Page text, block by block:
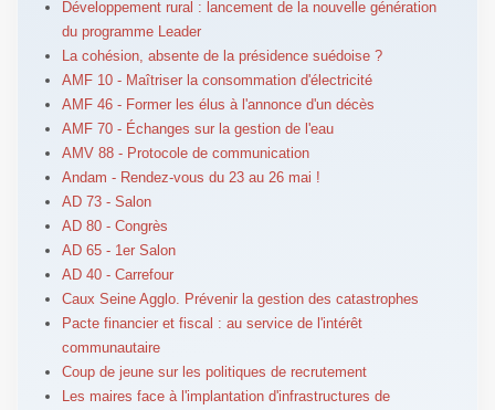
Développement rural : lancement de la nouvelle génération
du programme Leader
La cohésion, absente de la présidence suédoise ?
AMF 10 - Maîtriser la consommation d'électricité
AMF 46 - Former les élus à l'annonce d'un décès
AMF 70 - Échanges sur la gestion de l'eau
AMV 88 - Protocole de communication
Andam - Rendez-vous du 23 au 26 mai !
AD 73 - Salon
AD 80 - Congrès
AD 65 - 1er Salon
AD 40 - Carrefour
Caux Seine Agglo. Prévenir la gestion des catastrophes
Pacte financier et fiscal : au service de l'intérêt
communautaire
Coup de jeune sur les politiques de recrutement
Les maires face à l'implantation d'infrastructures de